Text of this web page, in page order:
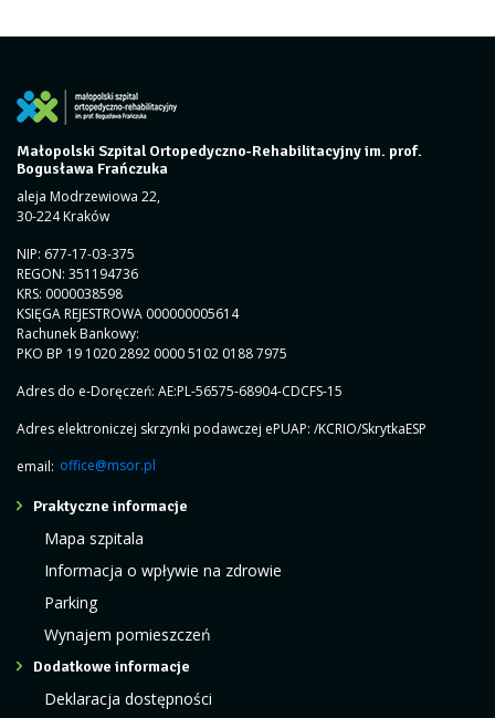
Małopolski Szpital Ortopedyczno-Rehabilitacyjny im. prof.
Bogusława Frańczuka
aleja Modrzewiowa 22,
30-224 Kraków
NIP: 677-17-03-375
REGON: 351194736
KRS: 0000038598
KSIĘGA REJESTROWA 000000005614
Rachunek Bankowy:
PKO BP 19 1020 2892 0000 5102 0188 7975
Adres do e-Doręczeń: AE:PL-56575-68904-CDCFS-15
Adres elektroniczej skrzynki podawczej ePUAP: /KCRIO/SkrytkaESP
email: office@msor.pl
Praktyczne informacje
Mapa szpitala
Informacja o wpływie na zdrowie
Parking
Wynajem pomieszczeń
Dodatkowe informacje
Deklaracja dostępności